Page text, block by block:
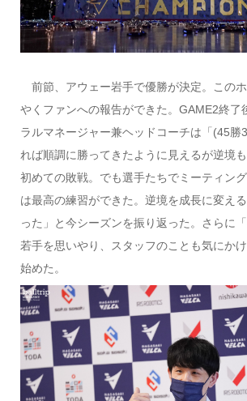
前節、アウェー岩手で優勝が決定。この
やくファンへの報告ができた。GAME2終了
ラルマネージャー兼ヘッドコーチは「(45勝
れば順調に勝ってきたように見えるが逆境
初めての敗戦。でも選手たちでミーティン
は最高の練習ができた。逆境を成長に変え
った」と今シーズンを振り返った。さらに
若手を思いやり、スタッフのことも気にか
始めた。